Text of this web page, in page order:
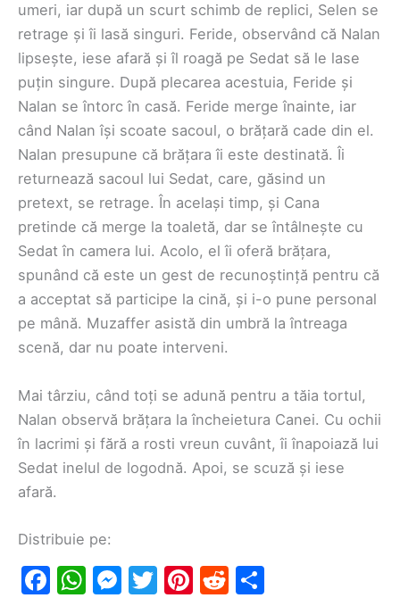
umeri, iar după un scurt schimb de replici, Selen se
retrage și îi lasă singuri. Feride, observând că Nalan
lipsește, iese afară și îl roagă pe Sedat să le lase
puțin singure. După plecarea acestuia, Feride și
Nalan se întorc în casă. Feride merge înainte, iar
când Nalan își scoate sacoul, o brățară cade din el.
Nalan presupune că brățara îi este destinată. Îi
returnează sacoul lui Sedat, care, găsind un
pretext, se retrage. În același timp, și Cana
pretinde că merge la toaletă, dar se întâlnește cu
Sedat în camera lui. Acolo, el îi oferă brățara,
spunând că este un gest de recunoștință pentru că
a acceptat să participe la cină, și i-o pune personal
pe mână. Muzaffer asistă din umbră la întreaga
scenă, dar nu poate interveni.
Mai târziu, când toți se adună pentru a tăia tortul,
Nalan observă brățara la încheietura Canei. Cu ochii
în lacrimi și fără a rosti vreun cuvânt, îi înapoiază lui
Sedat inelul de logodnă. Apoi, se scuză și iese
afară.
Distribuie pe:
F
W M T
Pi R